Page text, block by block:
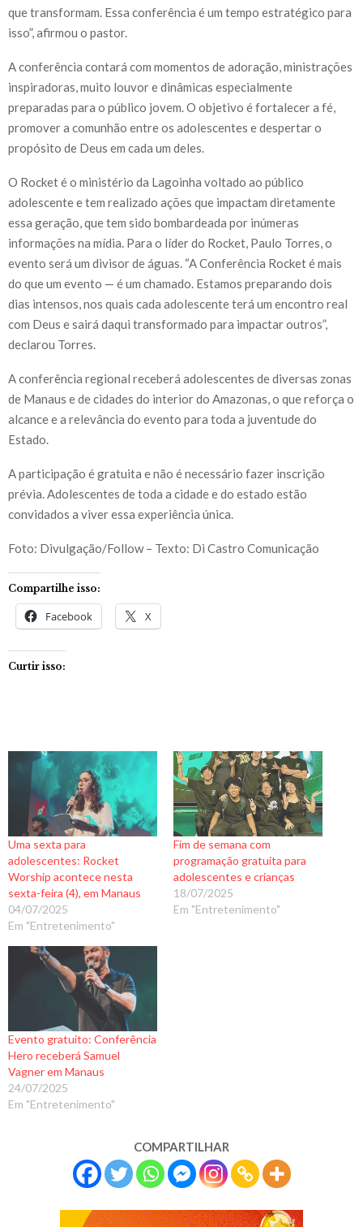
que transformam. Essa conferência é um tempo estratégico para
isso”, afirmou o pastor.
A conferência contará com momentos de adoração, ministrações
inspiradoras, muito louvor e dinâmicas especialmente
preparadas para o público jovem. O objetivo é fortalecer a fé,
promover a comunhão entre os adolescentes e despertar o
propósito de Deus em cada um deles.
O Rocket é o ministério da Lagoinha voltado ao público
adolescente e tem realizado ações que impactam diretamente
essa geração, que tem sido bombardeada por inúmeras
informações na mídia. Para o líder do Rocket, Paulo Torres, o
evento será um divisor de águas. “A Conferência Rocket é mais
do que um evento — é um chamado. Estamos preparando dois
dias intensos, nos quais cada adolescente terá um encontro real
com Deus e sairá daqui transformado para impactar outros”,
declarou Torres.
A conferência regional receberá adolescentes de diversas zonas
de Manaus e de cidades do interior do Amazonas, o que reforça o
alcance e a relevância do evento para toda a juventude do
Estado.
A participação é gratuita e não é necessário fazer inscrição
prévia. Adolescentes de toda a cidade e do estado estão
convidados a viver essa experiência única.
Foto: Divulgação/Follow – Texto: Di Castro Comunicação
Compartilhe isso:
Facebook X
Curtir isso:
Uma sexta para
adolescentes: Rocket
Worship acontece nesta
sexta-feira (4), em Manaus
04/07/2025
Em "Entretenimento"
Fim de semana com
programação gratuita para
adolescentes e crianças
18/07/2025
Em "Entretenimento"
Evento gratuito: Conferência
Hero receberá Samuel
Vagner em Manaus
24/07/2025
Em "Entretenimento"
COMPARTILHAR